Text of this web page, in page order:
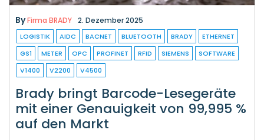
ByFirma BRADY 2. Dezember 2025
LOGISTIK AIDC BACNET BLUETOOTH BRADY
ETHERNET
GS1
METER OPC PROFINET RFID SIEMENS
SOFTWARE
V1400
V2200 V4500
Brady bringt Barcode-Lesegeräte
mit einer Genauigkeit von 99,995 %
auf den Markt